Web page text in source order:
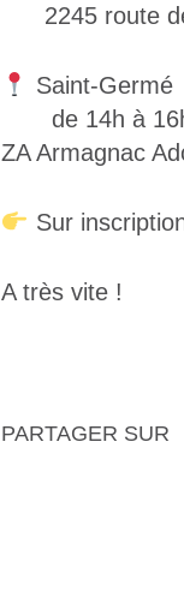
2245 route
Saint-Germé
de 14h à
ZA Armagnac
Sur
A très vite !
PARTAGER SUR